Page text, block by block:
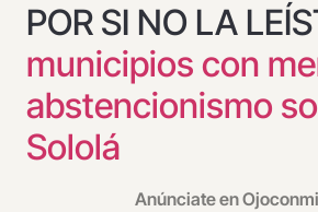
POR SI NO LA
municipios con
abstencionismo
Sololá
Anúnciate en